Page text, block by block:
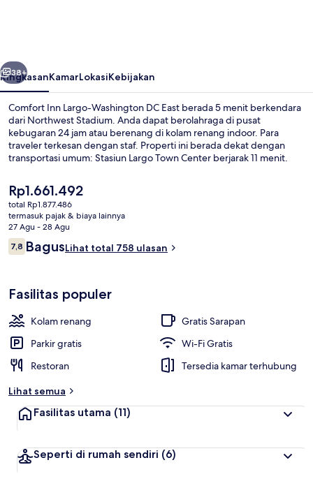
East
Berikutnya
38+
RingkasanKamarLokasiKebijakan
Comfort Inn Largo-Washington DC East berada 5 menit berkendara
dari Northwest Stadium. Anda dapat berolahraga di pusat
kebugaran 24 jam atau berenang di kolam renang indoor. Para
traveler terkesan dengan staf. Properti ini berada dekat dengan
transportasi umum: Stasiun Largo Town Center berjarak 11 menit.
Harga
saat
ini
Rp1.661.492
Rp1.661.492
total Rp1.877.486
termasuk pajak & biaya lainnya
27 Agu - 28 Agu
Ulasan
7,87,8 dari 10
BagusLihat total 758 ulasan
Fasilitas populer
Kolam renang
Gratis Sarapan
Parkir gratis
Wi-Fi Gratis
Restoran
Tersedia kamar terhubung
Lihat semua
Fasilitas utama (11)
Seperti di rumah sendiri (6)